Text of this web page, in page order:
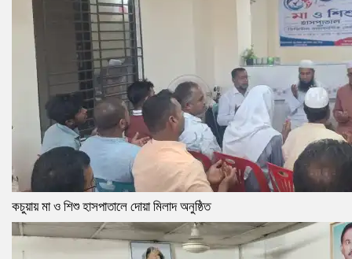
কচুয়ায় মা ও শিশু হাসপাতালে দোয়া মিলাদ অনুষ্ঠিত